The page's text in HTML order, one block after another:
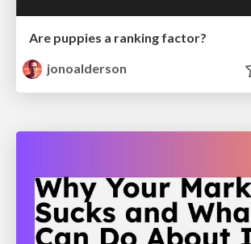
Are puppies a ranking factor?
jonoalderson